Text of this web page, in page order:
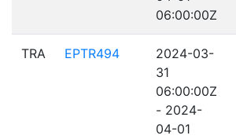
06:00:00Z
TRA EPTR494
2024-03-
31
06:00:00Z
- 2024-
04-01